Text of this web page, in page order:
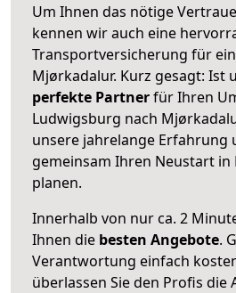
Um Ihnen das nötige
kennen wir auch eine
Transportversicherung für
Mjørkadalur. Kurz gesagt: Ist
perfekte Partnerfür Ihren
Ludwigsburg nach
unsere jahrelange Erfahrung
gemeinsam Ihren Neustart
planen.
Innerhalb von nur ca. 2
Ihnen die besten Angebote.
Verantwortung einfach
überlassen Sie den Profis die